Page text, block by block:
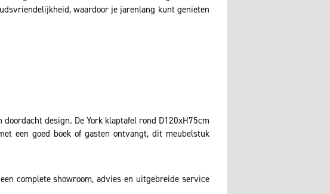
waardoor je jarenlang kunt genieten
design. De York klaptafel rond D120xH75cm
een goed boek of gasten ontvangt, dit meubelstuk
complete showroom, advies en uitgebreide service